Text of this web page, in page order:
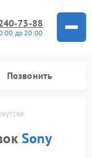
73-88
до 20:00
Позвонить
Sony